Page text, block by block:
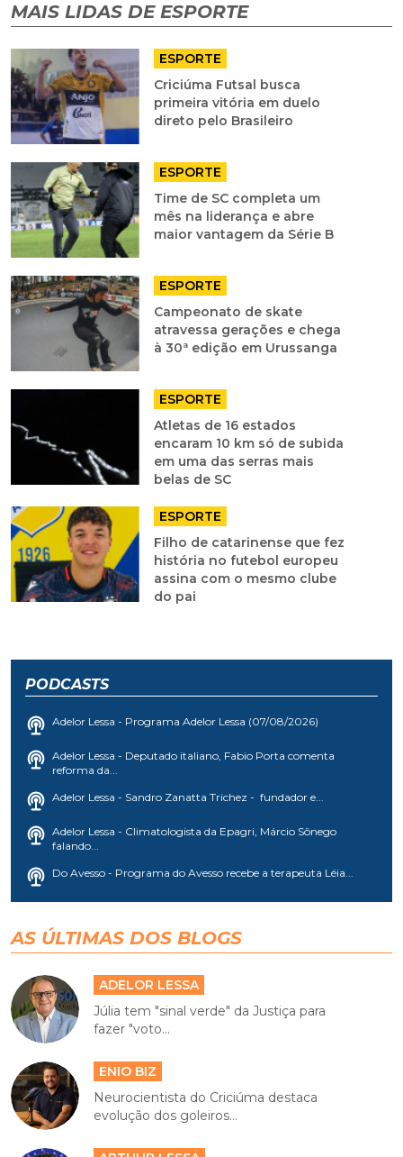
MAIS LIDAS DE ESPORTE
ESPORTE
Criciúma Futsal busca
primeira vitória em duelo
direto pelo Brasileiro
ESPORTE
Time de SC completa um
mês na liderança e abre
maior vantagem da Série B
ESPORTE
Campeonato de skate
atravessa gerações e chega
à 30ª edição em Urussanga
ESPORTE
Atletas de 16 estados
encaram 10 km só de subida
em uma das serras mais
belas de SC
ESPORTE
Filho de catarinense que fez
história no futebol europeu
assina com o mesmo clube
do pai
PODCASTS
Adelor Lessa - Programa Adelor Lessa (07/08/2026)
Adelor Lessa - Deputado italiano, Fabio Porta comenta
reforma da...
Adelor Lessa - Sandro Zanatta Trichez - fundador e...
Adelor Lessa - Climatologista da Epagri, Márcio Sônego
falando...
Do Avesso - Programa do Avesso recebe a terapeuta Léia...
AS ÚLTIMAS DOS BLOGS
ADELOR LESSA
Júlia tem "sinal verde" da Justiça para
fazer "voto...
ENIO BIZ
Neurocientista do Criciúma destaca
evolução dos goleiros...